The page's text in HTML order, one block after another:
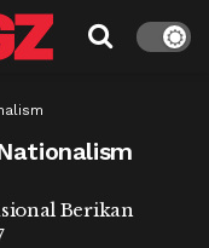
Berikan